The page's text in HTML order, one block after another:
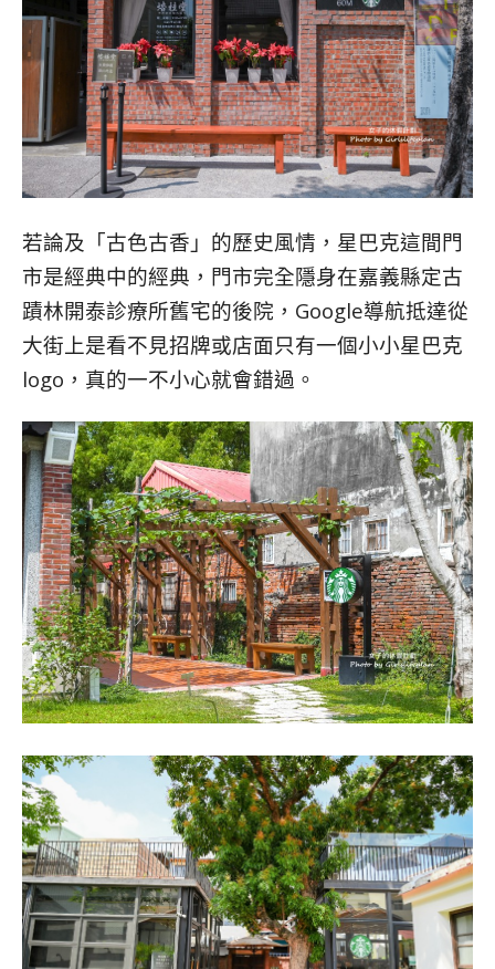
若論及「古色古香」的歷史風情，星巴克這間門
市是經典中的經典，門市完全隱身在嘉義縣定古
蹟林開泰診療所舊宅的後院，Google導航抵達從
大街上是看不見招牌或店面只有一個小小星巴克
logo，真的一不小心就會錯過。